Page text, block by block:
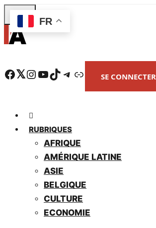
Skip
to
main
Facebook Twitter Instagram YouTube TikTok Telegram Lien SE CONNECTER
RUBRIQUES
AFRIQUE
AMÉRIQUE LATINE
ASIE
BELGIQUE
CULTURE
ECONOMIE
FR